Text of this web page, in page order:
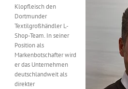
Kontakt
Messen & Events
Unternehmen
Interviews
Klopfleisch den
Dortmunder
Textilgroßhändler L-
Shop-Team. In seiner
Position als
Markenbotschafter wird
er das Unternehmen
deutschlandweit als
direkter